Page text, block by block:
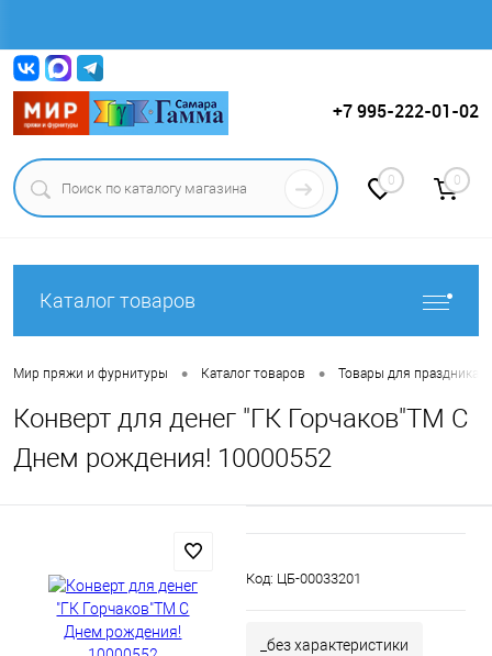
+7 995-222-01-02
0 0
Каталог товаров
Мир пряжи и фурнитуры • Каталог товаров • Товары для праздника.
Конверт для денег "ГК Горчаков"ТМ С
Днем рождения! 10000552
Код: ЦБ-00033201
_без характеристики